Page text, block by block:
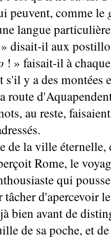
peuvent, comme le
langue
disait-il aux
! » faisait-il à
y a des montées
route
au reste,
de la ville
Rome, le
qui
tâcher d'apercevoir
bien avant de
de sa poche, et